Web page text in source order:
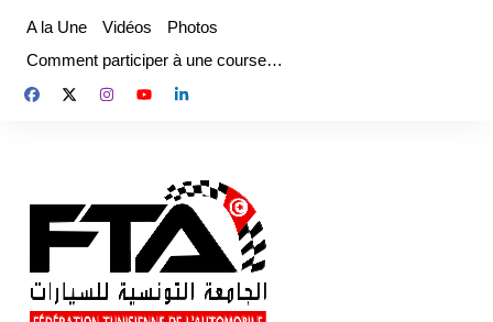
contenu
A la Une Vidéos
Photos
Comment participer à une course…